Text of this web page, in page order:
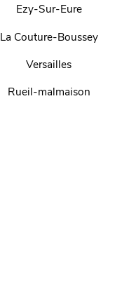
Ezy-Sur-Eure
La Couture-Boussey
Versailles
Rueil-malmaison